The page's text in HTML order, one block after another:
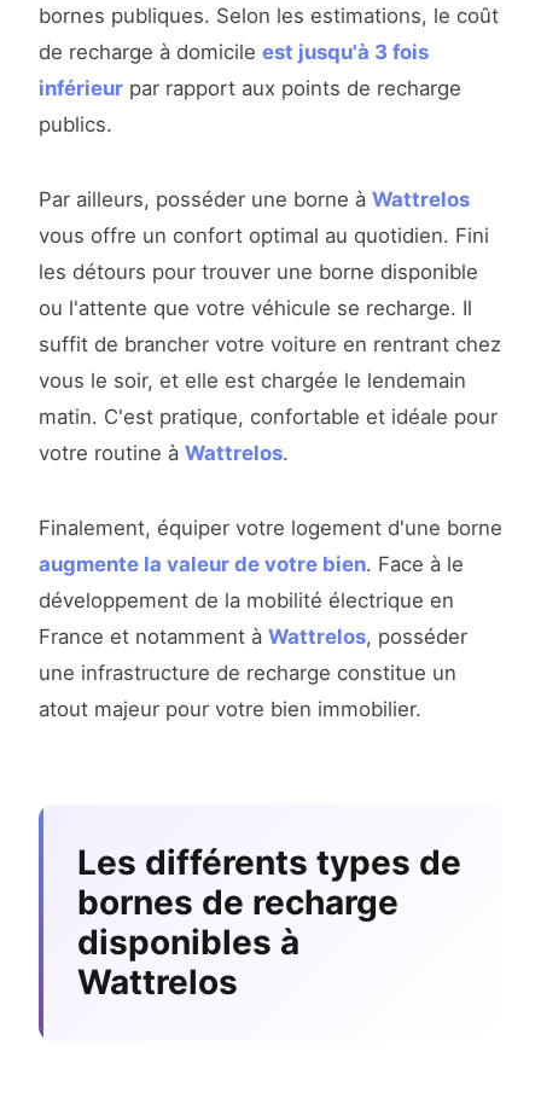
bornes publiques. Selon les estimations, le coût
de recharge à domicile est jusqu'à 3 fois
inférieur par rapport aux points de recharge
publics.
Par ailleurs, posséder une borne à Wattrelos
vous offre un confort optimal au quotidien. Fini
les détours pour trouver une borne disponible
ou l'attente que votre véhicule se recharge. Il
suffit de brancher votre voiture en rentrant chez
vous le soir, et elle est chargée le lendemain
matin. C'est pratique, confortable et idéale pour
votre routine à Wattrelos.
Finalement, équiper votre logement d'une borne
augmente la valeur de votre bien. Face à le
développement de la mobilité électrique en
France et notamment à Wattrelos, posséder
une infrastructure de recharge constitue un
atout majeur pour votre bien immobilier.
Les différents types de
bornes de recharge
disponibles à
Wattrelos